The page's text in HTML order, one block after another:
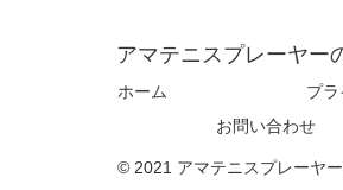
アマテニスプレーヤー
ホーム
プ
お問い合わせ
© 2021 アマテニスプレーヤー